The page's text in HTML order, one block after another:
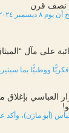
نصف قرن
٢٠٢٤م يوم مفصلي...
على مآل
فكريًّا ووطنيًّا بما
العباسي بإغلاق
(أبو مازن)، وأكد